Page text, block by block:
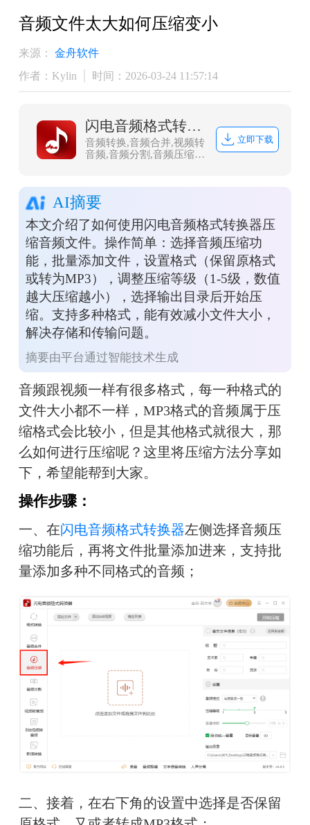
音频文件太大如何压缩变小
来源：
金舟软件
作者：Kylin
时间：2026-03-24 11:57:14
闪电音频格式转换器
音频转换,音频合并,视频转
音频,音频分割,音频压缩,
的音乐音频转换软件，集
合了音频格式转换、音频
合并、视频音频提取、音
频分割、音频压缩、视频
转音频，调整声音大小等
多种功能。
立即下载
AI摘要
本文介绍了如何使用闪电音频格式转换器压
缩音频文件。操作简单：选择音频压缩功
能，批量添加文件，设置格式（保留原格式
或转为MP3），调整压缩等级（1-5级，数值
越大压缩越小），选择输出目录后开始压
缩。支持多种格式，能有效减小文件大小，
解决存储和传输问题。
摘要由平台通过智能技术生成
音频跟视频一样有很多格式，每一种格式的
文件大小都不一样，MP3格式的音频属于压
缩格式会比较小，但是其他格式就很大，那
么如何进行压缩呢？这里将压缩方法分享如
下，希望能帮到大家。
操作步骤：
一、在闪电音频格式转换器左侧选择音频压
缩功能后，再将文件批量添加进来，支持批
量添加多种不同格式的音频；
二、接着，在右下角的设置中选择是否保留